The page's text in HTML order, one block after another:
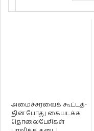
அமைச்­ச­ரவைக் கூட்­டத்­
தின் போது கைய­டக்க
தொலை­பே­சி­கள்